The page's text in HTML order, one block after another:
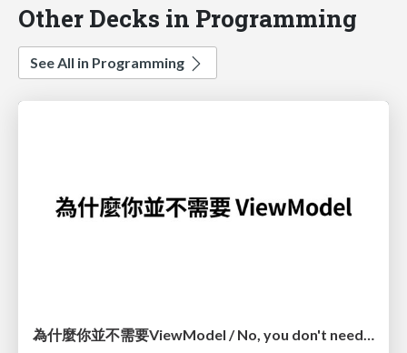
Other Decks in Programming
See All in Programming